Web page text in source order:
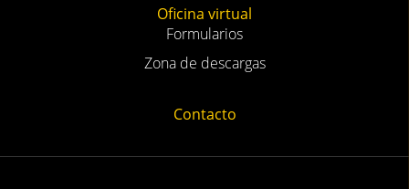
Oficina virtual
Formularios
Zona de descargas
Contacto